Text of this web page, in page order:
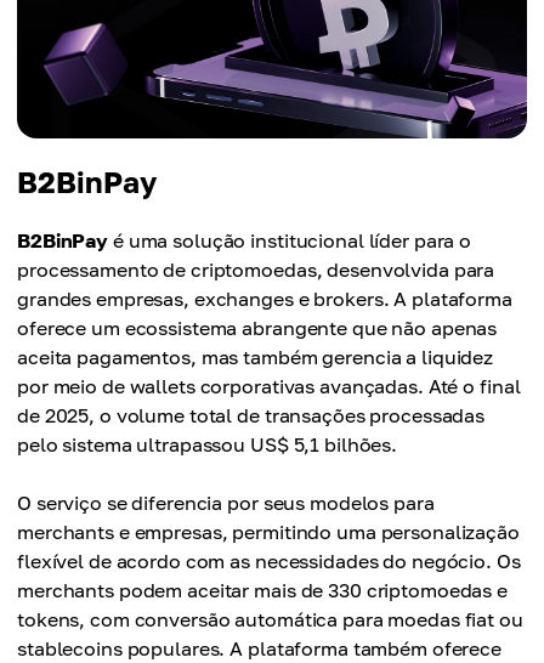
B2BinPay
B2BinPay é uma solução institucional líder para o
processamento de criptomoedas, desenvolvida para
grandes empresas, exchanges e brokers. A plataforma
oferece um ecossistema abrangente que não apenas
aceita pagamentos, mas também gerencia a liquidez
por meio de wallets corporativas avançadas. Até o final
de 2025, o volume total de transações processadas
pelo sistema ultrapassou US$ 5,1 bilhões.
O serviço se diferencia por seus modelos para
merchants e empresas, permitindo uma personalização
flexível de acordo com as necessidades do negócio. Os
merchants podem aceitar mais de 330 criptomoedas e
tokens, com conversão automática para moedas fiat ou
stablecoins populares. A plataforma também oferece